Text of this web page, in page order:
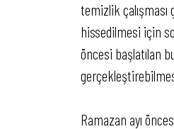
temizlik
hissedilmesi için
öncesi başlatılan
Ramazan ayı